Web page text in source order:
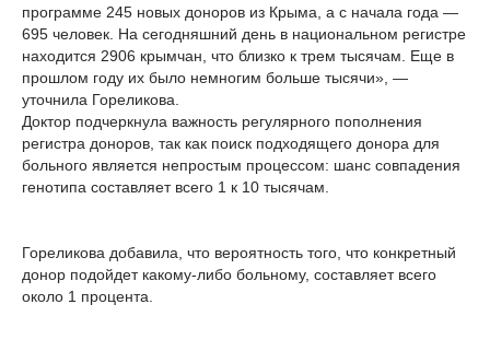
программе 245 новых доноров из Крыма, а с начала года —
695 человек. На сегодняшний день в национальном регистре
находится 2906 крымчан, что близко к трем тысячам. Еще в
прошлом году их было немногим больше тысячи», —
уточнила Гореликова.
Доктор подчеркнула важность регулярного пополнения
регистра доноров, так как поиск подходящего донора для
больного является непростым процессом: шанс совпадения
генотипа составляет всего 1 к 10 тысячам.
Гореликова добавила, что вероятность того, что конкретный
донор подойдет какому-либо больному, составляет всего
около 1 процента.